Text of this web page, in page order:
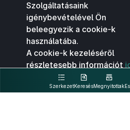
SzerkezetKeresésMegnyitottak
Szolgáltatásaink
igénybevételével Ön
beleegyezik a cookie-k
használatába.
A cookie-k kezeléséről
részletesebb információt
kattintva olvashat.